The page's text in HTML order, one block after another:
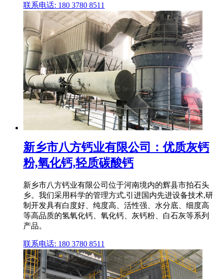
联系电话: 180 3780 8511
新乡市八方钙业有限公司：优质灰钙
粉,氧化钙,轻质碳酸钙
新乡市八方钙业有限公司位于河南境内的辉县市拍石头
乡。我们采用科学的管理方式,引进国内先进设备技术,研
制开发具有白度好、纯度高、活性强、水分底、细度高
等高品质的氢氧化钙、氧化钙、灰钙粉、白石灰等系列
产品。
联系电话: 180 3780 8511